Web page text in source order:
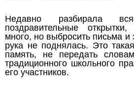
Недавно разбирала
поздравительные
много, но выбросить письма и
рука не поднялась. Это
память, не передать
традиционного школьного
его участников.